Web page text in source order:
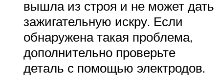
вышла из строя и не может дать
зажигательную искру. Если
обнаружена такая проблема,
дополнительно проверьте
деталь с помощью электродов.